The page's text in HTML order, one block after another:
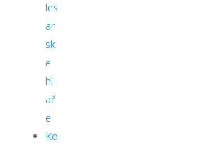
les
ar
sk
e
hl
ač
e
Ko